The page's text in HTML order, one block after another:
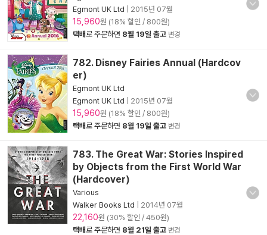
Egmont UK Ltd
2015년 07월
15,960원 (18% 할인 / 800원)
택배로 주문하면 8월 19일 출고 변경
782. Disney Fairies Annual (Hardcov
er)
Egmont UK Ltd
Egmont UK Ltd
2015년 07월
15,960원 (18% 할인 / 800원)
택배로 주문하면 8월 19일 출고 변경
783. The Great War: Stories Inspired
by Objects from the First World War
(Hardcover)
Various
Walker Books Ltd
2014년 07월
22,160원 (30% 할인 / 450원)
택배로 주문하면 8월 21일 출고 변경